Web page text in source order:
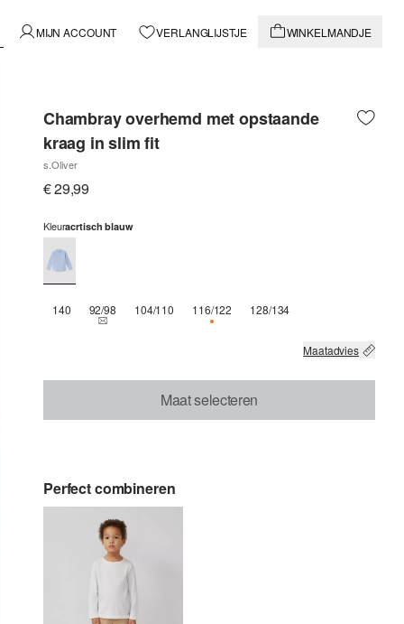
MIJN ACCOUNT VERLANGLIJSTJE WINKELMANDJE
Chambray overhemd met opstaande
kraag in slim fit
s.Oliver
€ 29,99
Kleuracrtisch blauw
140 92/98THIS SIZE IS CURRENTLY OUT OF STOCK
104/110 116/122NOG 1 BESCHIKBAAR
128/134
Maatadvies
Maat selecteren
Perfect combineren